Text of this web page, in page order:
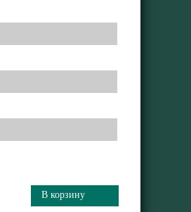
В корзину